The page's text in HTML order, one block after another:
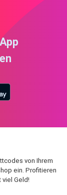
von Ihrem
ein. Profitieren
viel Geld!